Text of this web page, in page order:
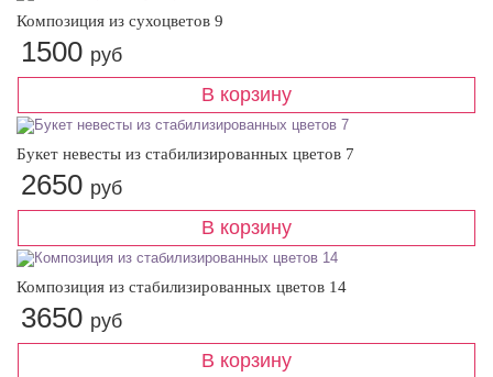
Композиция из сухоцветов 9
1500 руб
Букет невесты из стабилизированных цветов 7
2650 руб
Композиция из стабилизированных цветов 14
3650 руб